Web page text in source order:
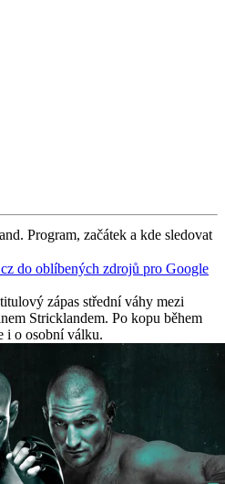
Program, začátek a kde sledovat
do oblíbených zdrojů pro Google
zápas střední váhy mezi
Stricklandem. Po kopu během
i o osobní válku.